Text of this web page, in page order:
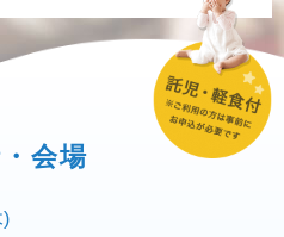
・会場
)